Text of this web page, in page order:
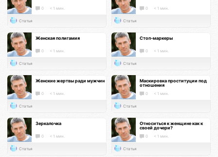
0 < 1 мин.
Статья
0 < 1 мин.
Статья
Женская полигамия
0 < 1 мин.
Статья
Стоп-маркеры
0 < 1 мин.
Статья
Женские жертвы ради мужчин
0 < 1 мин.
Статья
Маскировка проституции под
отношения
0 < 1 мин.
Статья
Зеркалочка
0 < 1 мин.
Статья
Относиться к женщине как к
своей дочери?
0 < 1 мин.
Статья